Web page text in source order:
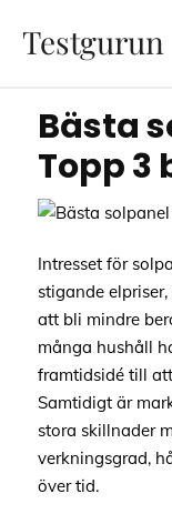
Testgurun
02/04/2026
Bästa
Topp 3
Intresset för
stigande
att bli mindre
många hushåll
framtidsidé till
Samtidigt är
stora skillnader
verkningsgrad,
över tid.